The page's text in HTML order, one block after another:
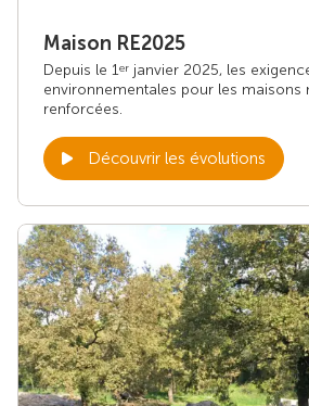
Maison RE2025
Depuis le 1er janvier 2025, les
environnementales pour les maisons
renforcées.
Découvrir les évolutions